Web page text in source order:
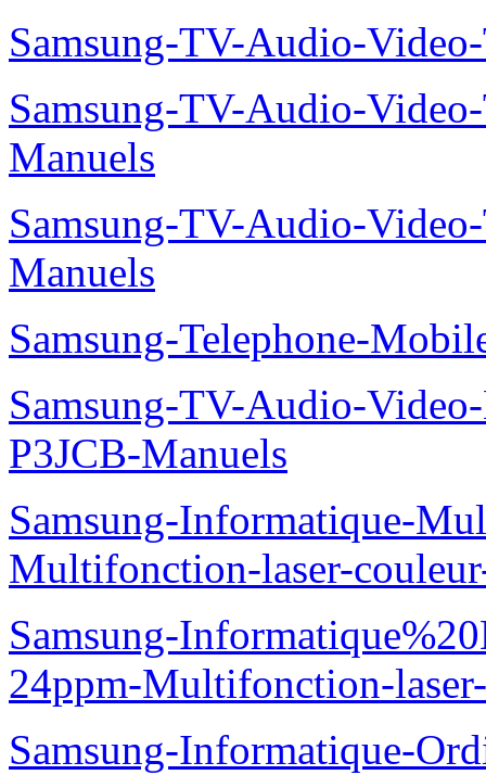
Samsung-TV-Audio-
Samsung-TV-Audio-
Manuels
Samsung-TV-Audio-
Manuels
Samsung-Telephone-
Samsung-TV-Audio-
P3JCB-Manuels
Samsung-Informatique-
Multifonction-laser-
Samsung-
24ppm-Multifonction-
Samsung-Informatique-